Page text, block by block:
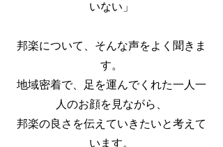
いない」
邦楽について、そんな声をよく聞きま
す。
地域密着で、足を運んでくれた一人一
人のお顔を見ながら、
邦楽の良さを伝えていきたいと考えて
います。